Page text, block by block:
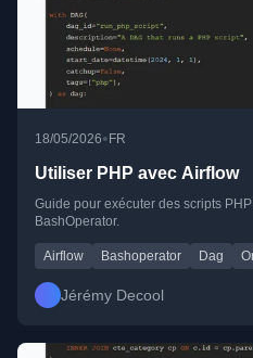
18/05/2026• FR
Utiliser PHP avec Airflow
Guide pour exécuter des scripts
BashOperator.
Airflow Bashoperator Dag
Jérémy Decool